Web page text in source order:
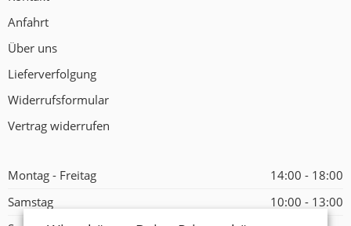
Anfahrt
Über uns
Lieferverfolgung
Widerrufsformular
Vertrag widerrufen
Montag - Freitag
14:00 - 18:00
Samstag
10:00 - 13:00